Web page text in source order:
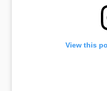
View this